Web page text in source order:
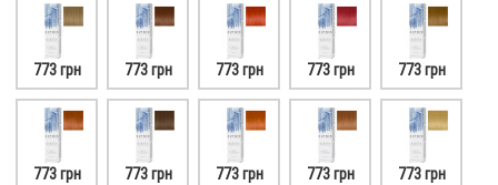
773 грн 773 грн 773 грн 773 грн 773 грн
773 грн 773 грн 773 грн 773 грн 773 грн